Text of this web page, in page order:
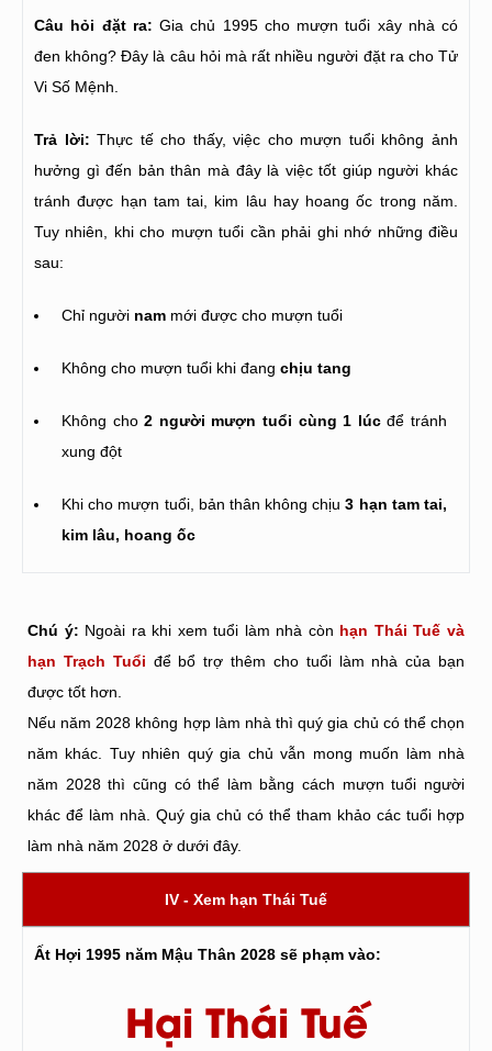
Câu hỏi đặt ra: Gia chủ 1995 cho mượn tuổi xây nhà có
đen không? Đây là câu hỏi mà rất nhiều người đặt ra cho Tử
Vi Số Mệnh.
Trả lời:Thực tế cho thấy, việc cho mượn tuổi không ảnh
hưởng gì đến bản thân mà đây là việc tốt giúp người khác
tránh được hạn tam tai, kim lâu hay hoang ốc trong năm.
Tuy nhiên, khi cho mượn tuổi cần phải ghi nhớ những điều
sau:
Chỉ người nam mới được cho mượn tuổi
Không cho mượn tuổi khi đang chịu tang
Không cho2 người mượn tuổi cùng 1 lúcđể tránh
xung đột
Khi cho mượn tuổi, bản thân không chịu3 hạn tam tai,
kim lâu, hoang ốc
Chú ý: Ngoài ra khi xem tuổi làm nhà còn hạn Thái Tuế và
hạn Trạch Tuổi để bổ trợ thêm cho tuổi làm nhà của bạn
được tốt hơn.
Nếu năm 2028 không hợp làm nhà thì quý gia chủ có thể chọn
năm khác. Tuy nhiên quý gia chủ vẫn mong muốn làm nhà
năm 2028 thì cũng có thể làm bằng cách mượn tuổi người
khác để làm nhà. Quý gia chủ có thể tham khảo các tuổi hợp
làm nhà năm 2028 ở dưới đây.
IV - Xem hạn Thái Tuế
Ất Hợi 1995 năm Mậu Thân 2028 sẽ phạm vào:
Hại Thái Tuế